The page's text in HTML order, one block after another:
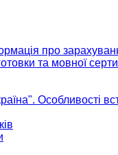
про
та мовної
Особливості